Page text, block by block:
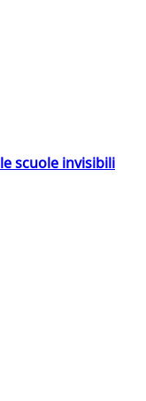
scuole invisibili